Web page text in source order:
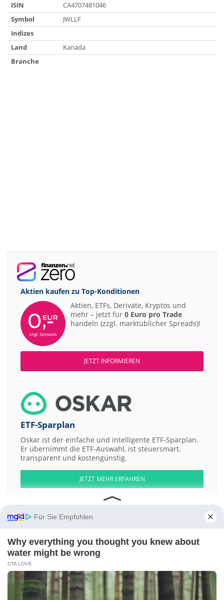
ISIN
CA4707481046
Symbol
JWLLF
Indizes
Land
Kanada
Branche
Aktien kaufen zu Top-Konditionen
Aktien, ETFs, Derivate, Kryptos und
mehr – jetzt für 0 Euro pro Trade
handeln (zzgl. marktüblicher Spreads)!
JETZT INFORMIEREN
ETF-Sparplan
Oskar ist der einfache und intelligente ETF-Sparplan.
Er übernimmt die ETF-Auswahl, ist steuersmart,
transparent und kostengünstig.
JETZT MEHR ERFAHREN
Aktien ATX DAX EuroStoxx 50 Dow Jones NASDAQ 100 Nikkei 225
S&P 500
Montero Mining and Exploration The Toronto-Dominion Bank Non-
Cum Conv Red Rate Reset
JEIL PHARMACEUTICAL
Berry Petroleum
Pyrolyx
Für Sie Empfohlen
Why everything you thought you knew about
water might be wrong
CTA LOVE